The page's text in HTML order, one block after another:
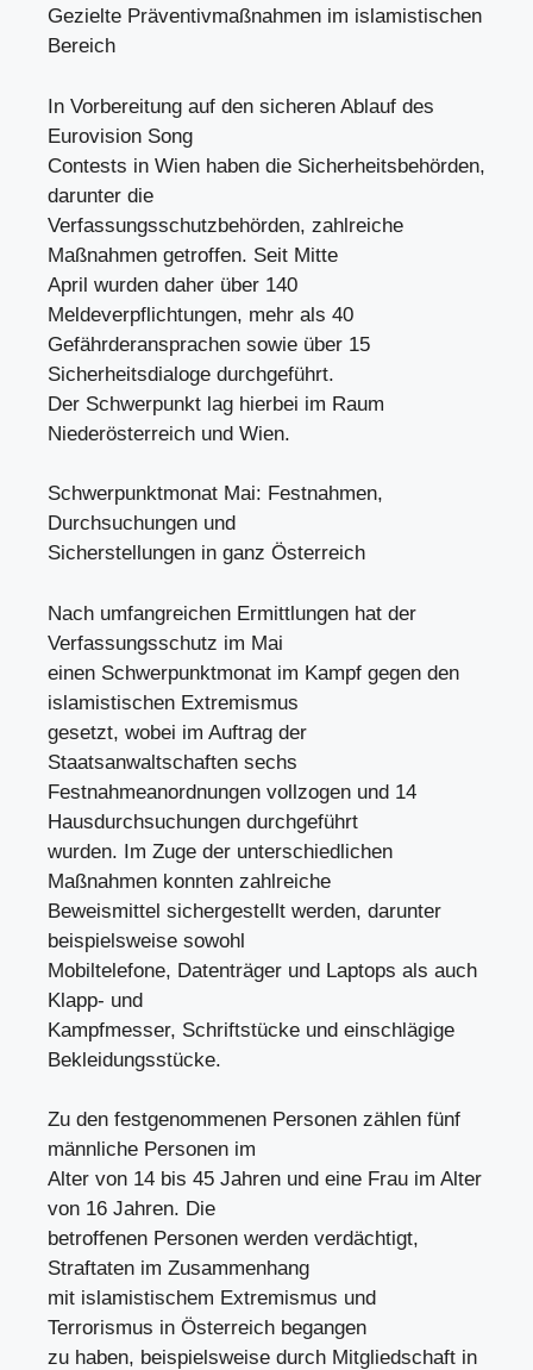
Gezielte Präventivmaßnahmen im islamistischen
Bereich
In Vorbereitung auf den sicheren Ablauf des
Eurovision Song
Contests in Wien haben die Sicherheitsbehörden,
darunter die
Verfassungsschutzbehörden, zahlreiche
Maßnahmen getroffen. Seit Mitte
April wurden daher über 140
Meldeverpflichtungen, mehr als 40
Gefährderansprachen sowie über 15
Sicherheitsdialoge durchgeführt.
Der Schwerpunkt lag hierbei im Raum
Niederösterreich und Wien.
Schwerpunktmonat Mai: Festnahmen,
Durchsuchungen und
Sicherstellungen in ganz Österreich
Nach umfangreichen Ermittlungen hat der
Verfassungsschutz im Mai
einen Schwerpunktmonat im Kampf gegen den
islamistischen Extremismus
gesetzt, wobei im Auftrag der
Staatsanwaltschaften sechs
Festnahmeanordnungen vollzogen und 14
Hausdurchsuchungen durchgeführt
wurden. Im Zuge der unterschiedlichen
Maßnahmen konnten zahlreiche
Beweismittel sichergestellt werden, darunter
beispielsweise sowohl
Mobiltelefone, Datenträger und Laptops als auch
Klapp- und
Kampfmesser, Schriftstücke und einschlägige
Bekleidungsstücke.
Zu den festgenommenen Personen zählen fünf
männliche Personen im
Alter von 14 bis 45 Jahren und eine Frau im Alter
von 16 Jahren. Die
betroffenen Personen werden verdächtigt,
Straftaten im Zusammenhang
mit islamistischem Extremismus und
Terrorismus in Österreich begangen
zu haben, beispielsweise durch Mitgliedschaft in